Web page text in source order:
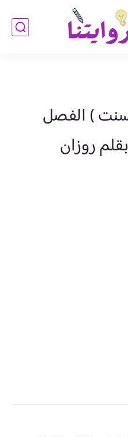
) الفصل
الرابع والثلاثون 34 بقلم روزان